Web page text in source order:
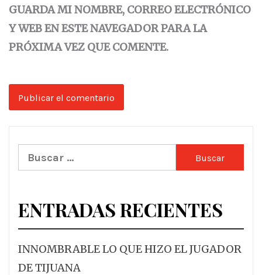
GUARDA MI NOMBRE, CORREO ELECTRÓNICO
Y WEB EN ESTE NAVEGADOR PARA LA
PRÓXIMA VEZ QUE COMENTE.
Buscar:
ENTRADAS RECIENTES
INNOMBRABLE LO QUE HIZO EL JUGADOR
DE TIJUANA